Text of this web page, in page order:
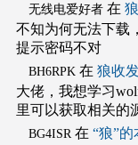
无线电爱好者在
不知为何无法下载
提示密码不对
BH6RPK 在 狼收
大佬，我想学习
里可以获取相关的
BG4ISR 在 “狼”